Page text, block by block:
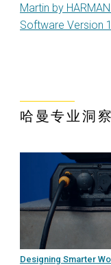
Martin by
Software Version
哈曼专业洞察
Designing Smarter